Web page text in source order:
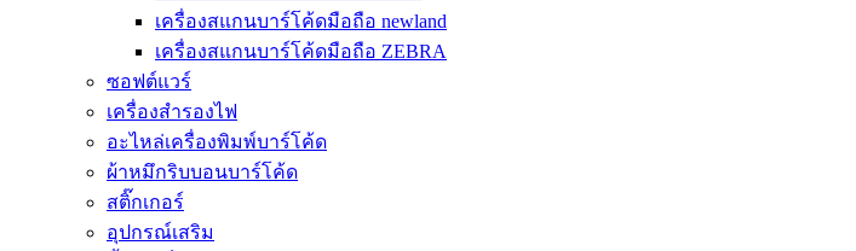
เครื่องสแกนบาร์โค้ดมือถือ newland
เครื่องสแกนบาร์โค้ดมือถือ ZEBRA
ซอฟต์แวร์
เครื่องสำรองไฟ
อะไหล่เครื่องพิมพ์บาร์โค้ด
ผ้าหมึกริบบอนบาร์โค้ด
สติ๊กเกอร์
อุปกรณ์เสริม